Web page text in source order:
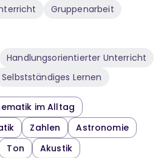
Gruppenarbeit
Handlungsorientierter Unterricht
Selbstständiges Lernen
im Alltag
Zahlen
Astronomie
Ton
Akustik